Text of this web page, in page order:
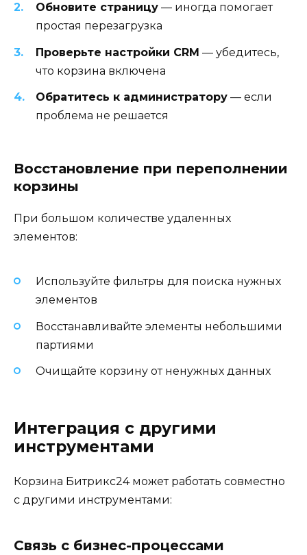
Обновите страницу — иногда помогает
простая перезагрузка
Проверьте настройки CRM — убедитесь,
что корзина включена
Обратитесь к администратору — если
проблема не решается
Восстановление при переполнении
корзины
При большом количестве удаленных
элементов:
Используйте фильтры для поиска нужных
элементов
Восстанавливайте элементы небольшими
партиями
Очищайте корзину от ненужных данных
Интеграция с другими
инструментами
Корзина Битрикс24 может работать совместно
с другими инструментами:
Связь с бизнес-процессами